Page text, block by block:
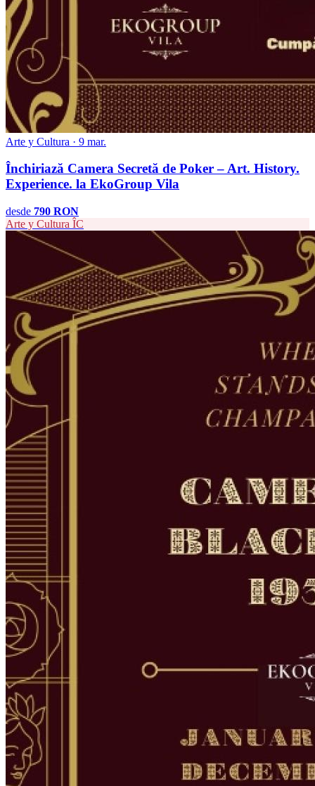
Arte y Cultura · 9 mar.
Închiriază Camera Secretă de Poker – Art. History.
Experience. la EkoGroup Vila
desde 790 RON
Arte y Cultura ÎC